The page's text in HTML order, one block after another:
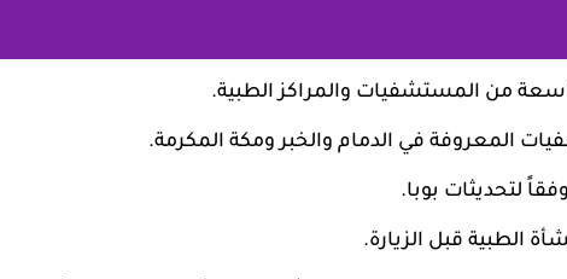
من المستشفيات والمراكز الطبية.
المعروفة في الدمام والخبر ومكة المكرمة.
لتحديثات بوبا.
الطبية قبل الزيارة.